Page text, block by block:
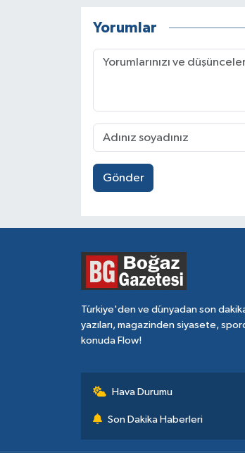
Yorumlar
Gönder
Türkiye'den ve dünyadan son
yazıları, magazinden siyasete,
konuda Flow!
Hava Durumu
Son Dakika Haberleri